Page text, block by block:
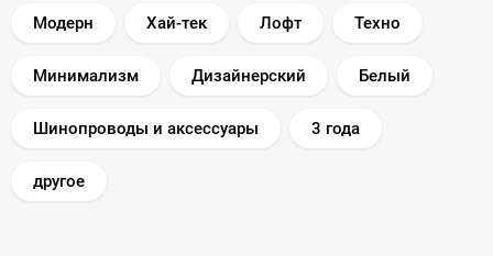
Модерн Хай-тек Лофт Техно
Минимализм Дизайнерский Белый
Шинопроводы и аксессуары 3 года
другое